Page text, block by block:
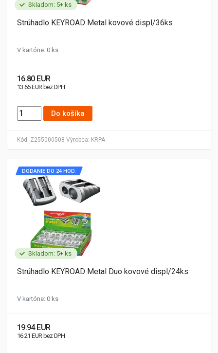
Skladom: 5+ ks
Kód: Z255000508 Výrobca: KRPA
Strúhadlo KEYROAD Metal kovové displ/36ks
V kartóne: 0 ks
16.80 EUR
13.66 EUR bez DPH
Do košíka
Skladom: 5+ ks
DODANIE DO 24 HOD.
Strúhadlo KEYROAD Metal Duo kovové displ/24ks
V kartóne: 0 ks
19.94 EUR
16.21 EUR bez DPH